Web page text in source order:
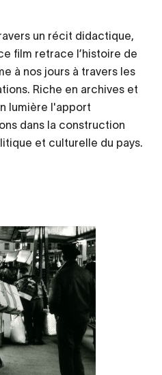
un récit didactique,
film retrace l’histoire de
à nos jours à travers les
Riche en archives et
lumière l'apport
dans la construction
et culturelle du pays.